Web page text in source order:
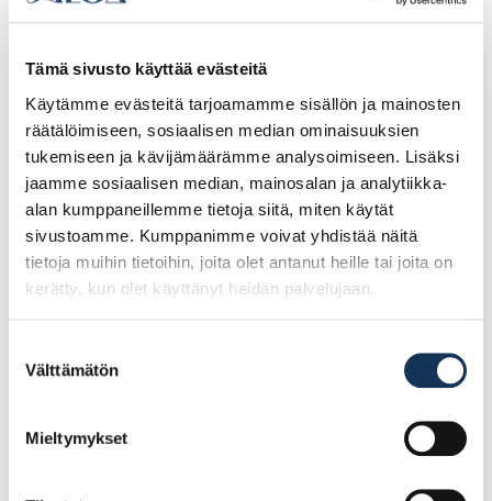
Tämä sivusto käyttää evästeitä
Käytämme evästeitä tarjoamamme sisällön ja mainosten
räätälöimiseen, sosiaalisen median ominaisuuksien
tukemiseen ja kävijämäärämme analysoimiseen. Lisäksi
jaamme sosiaalisen median, mainosalan ja analytiikka-
alan kumppaneillemme tietoja siitä, miten käytät
sivustoamme. Kumppanimme voivat yhdistää näitä
tietoja muihin tietoihin, joita olet antanut heille tai joita on
kerätty, kun olet käyttänyt heidän palvelujaan.
valinta
Välttämätön
Mieltymykset
Tutustu myös